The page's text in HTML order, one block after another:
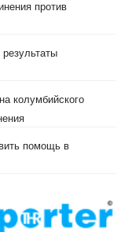
против
колумбийского
помощь в